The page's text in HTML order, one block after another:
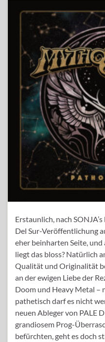
Erstaunlich, nach
Del Sur-Veröffentlichung
eher beinharten Seite,
liegt das bloss? Natürlich
Qualität und Originalität
an der ewigen Liebe der
Doom und Heavy Metal –
pathetisch darf es nicht
neuen Ableger von PALE
grandiosem Prog-
befürchten, geht es doch